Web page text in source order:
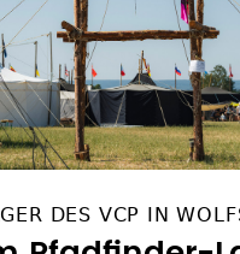
DES VCP IN